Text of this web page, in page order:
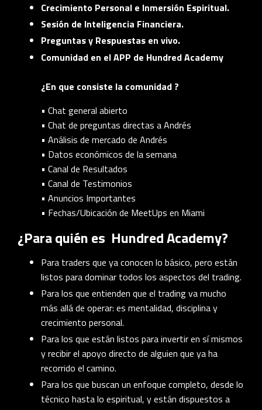
Crecimiento Personal e Inmersión Espiritual.
Sesión de Inteligencia Financiera.
Preguntas y Respuestas en vivo.
Comunidad en el APP de Hundred Academy
¿En que consiste la comunidad ?
• Chat general abierto
• Chat de preguntas directas a Andrés
• Análisis de mercado de Andrés
• Datos económicos de la semana
• Canal de Resultados
• Canal de Testimonios
• Anuncios Importantes
• Fechas/Ubicación de MeetUps en Miami
¿Para quién es Hundred Academy?
Para traders que ya conocen lo básico, pero están
listos para dominar todos los aspectos del trading.
Para los que entienden que el trading va mucho
más allá de operar: es mentalidad, disciplina y
crecimiento personal.
Para los que están listos para invertir en sí mismos
y recibir el apoyo directo de alguien que ya ha
recorrido el camino.
Para los que buscan un enfoque completo, desde lo
técnico hasta lo espiritual, y están dispuestos a